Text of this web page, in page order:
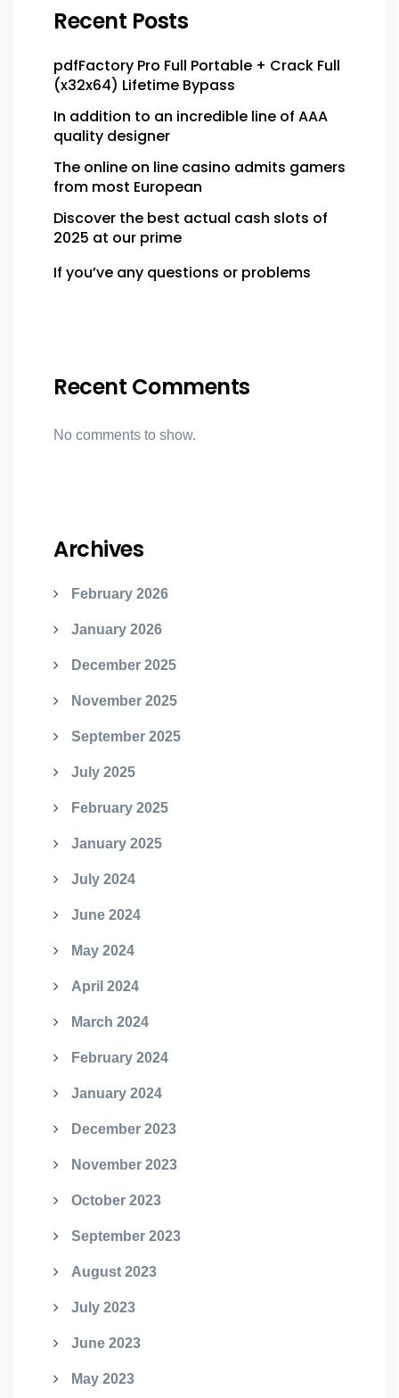
Recent Posts
pdfFactory Pro Full Portable + Crack Full
(x32x64) Lifetime Bypass
In addition to an incredible line of AAA
quality designer
The online on line casino admits gamers
from most European
Discover the best actual cash slots of
2025 at our prime
If you’ve any questions or problems
Recent Comments
No comments to show.
Archives
February 2026
January 2026
December 2025
November 2025
September 2025
July 2025
February 2025
January 2025
July 2024
June 2024
May 2024
April 2024
March 2024
February 2024
January 2024
December 2023
November 2023
October 2023
September 2023
August 2023
July 2023
June 2023
May 2023